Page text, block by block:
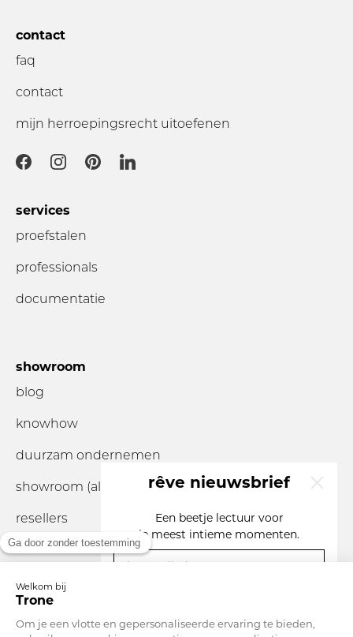
contact
faq
contact
mijn herroepingsrecht uitoefenen
services
proefstalen
professionals
documentatie
showroom
blog
knowhow
duurzam ondernemen
showroom (alleen opafspraak)
resellers
Munteenheid
Nederland
rêve nieuwsbrief
Een beetje lectuur voor
je meest intieme momenten.
je e-mailadres